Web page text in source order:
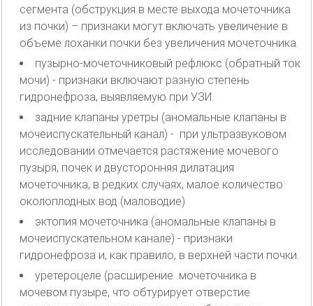
сегмента (обструкция в месте выхода мочеточника
из почки) – признаки могут включать увеличение в
объеме лоханки почки без увеличения мочеточника.
пузырно-мочеточниковый рефлюкс (обратный ток
мочи) - признаки включают разную степень
гидронефроза, выявляемую при УЗИ.
задние клапаны уретры (аномальные клапаны в
мочеиспускательный канал) - при ультразвуковом
исследовании отмечается растяжение мочевого
пузыря, почек и двусторонняя дилатация
мочеточника, в редких случаях, малое количество
околоплодных вод (маловодие)
эктопия мочеточника (аномальные клапаны в
мочеиспускательном канале) - признаки
гидронефроза и, как правило, в верхней части почки.
уретероцеле (расширение мочеточника в
мочевом пузыре, что обтурирует отверстие